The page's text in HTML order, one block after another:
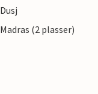
(2 plasser)